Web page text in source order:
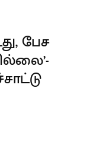
பேச